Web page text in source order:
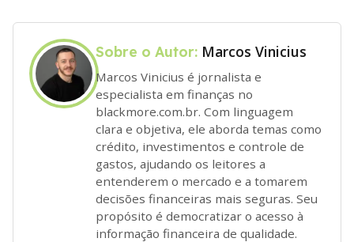
Sobre o Autor: Marcos Vinicius
Marcos Vinicius é jornalista e
especialista em finanças no
blackmore.com.br. Com linguagem
clara e objetiva, ele aborda temas como
crédito, investimentos e controle de
gastos, ajudando os leitores a
entenderem o mercado e a tomarem
decisões financeiras mais seguras. Seu
propósito é democratizar o acesso à
informação financeira de qualidade.